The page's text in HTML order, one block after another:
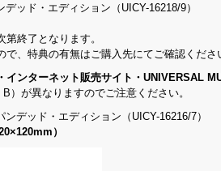
ッド・エディション（UICY-16218/9）
終了となります。
、特典の有無はご購入先にてご確認くださ
ンターネット販売サイト・UNIVERSAL
）が異なりますのでご注意ください。
デッド・エディション（UICY-16216/7）
）